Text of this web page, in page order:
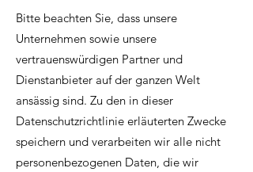
Bitte beachten Sie, dass unsere
Unternehmen sowie unsere
vertrauenswürdigen Partner und
Dienstanbieter auf der ganzen Welt
ansässig sind. Zu den in dieser
Datenschutzrichtlinie erläuterten Zwecke
speichern und verarbeiten wir alle nicht
personenbezogenen Daten, die wir